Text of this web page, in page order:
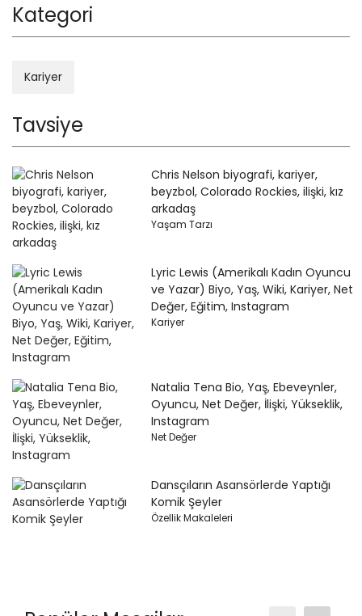
Kategori
Kariyer
Tavsiye
Chris Nelson biyografi, kariyer,
beyzbol, Colorado Rockies, ilişki, kız
arkadaş
Yaşam Tarzı
Lyric Lewis (Amerikalı Kadın Oyuncu
ve Yazar) Biyo, Yaş, Wiki, Kariyer, Net
Değer, Eğitim, Instagram
Kariyer
Natalia Tena Bio, Yaş, Ebeveynler,
Oyuncu, Net Değer, İlişki, Yükseklik,
Instagram
Net Değer
Dansçıların Asansörlerde Yaptığı
Komik Şeyler
Özellik Makaleleri